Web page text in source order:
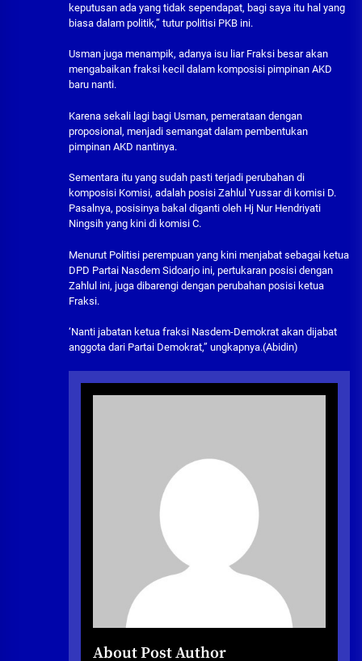
keputusan ada yang tidak sependapat, bagi saya itu hal yang
biasa dalam politik,” tutur politisi PKB ini.
Usman juga menampik, adanya isu liar Fraksi besar akan
mengabaikan fraksi kecil dalam komposisi pimpinan AKD
baru nanti.
Karena sekali lagi bagi Usman, pemerataan dengan
proposional, menjadi semangat dalam pembentukan
pimpinan AKD nantinya.
Sementara itu yang sudah pasti terjadi perubahan di
komposisi Komisi, adalah posisi Zahlul Yussar di komisi D.
Pasalnya, posisinya bakal diganti oleh Hj Nur Hendriyati
Ningsih yang kini di komisi C.
Menurut Politisi perempuan yang kini menjabat sebagai ketua
DPD Partai Nasdem Sidoarjo ini, pertukaran posisi dengan
Zahlul ini, juga dibarengi dengan perubahan posisi ketua
Fraksi.
‘Nanti jabatan ketua fraksi Nasdem-Demokrat akan dijabat
anggota dari Partai Demokrat,” ungkapnya.(Abidin)
About Post Author